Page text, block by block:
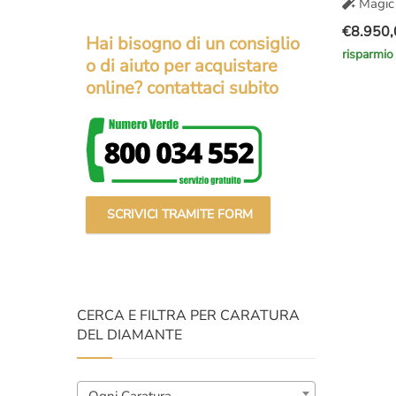
Il
prezzo
€
Il
prezzo
risparmio
Hai bisogno di un consiglio
o di aiuto per acquistare
online? contattaci subito
SCRIVICI TRAMITE FORM
CERCA E FILTRA PER CARATURA
DEL DIAMANTE